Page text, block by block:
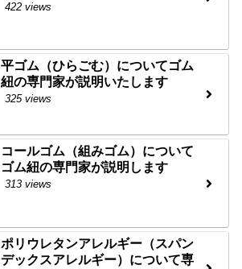
422 views
平ゴム（ひらごむ）についてゴム
紐の専門家が説明いたします
325 views
コールゴム（組みゴム）について
ゴム紐の専門家が説明します
313 views
ポリウレタンアレルギー（スパン
デックスアレルギー）について専